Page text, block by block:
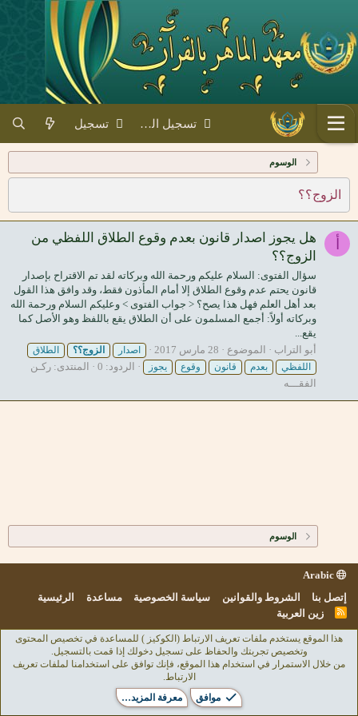
تسجيل الدخول تسجيل
الوسوم
الزوج؟؟
أ
هل يجوز اصدار قانون بعدم وقوع الطلاق اللفظي من
الزوج؟؟
سؤال الفتوى: السلام عليكم ورحمة الله وبركاته لقد تم الاقتراح بإصدار
قانون يحتم عدم وقوع الطلاق إلا أمام المأذون فقط، وقد وافق هذا القول
بعد أهل العلم فهل هذا يصح؟ < جواب الفتوى > وعليكم السلام ورحمة الله
وبركاته أولاً: أجمع المسلمون على أن الطلاق يقع باللفظ وهو الأصل كما
يقع...
أبو التراب
الموضوع 28 مارس 2017 اصدار الزوج؟؟
الطلاق
اللفظي
بعدم قانون وقوع يجوز الردود: 0 المنتدى: ركـن
الفقـــه
الوسوم
إتصل بنا
الشروط والقوانين سياسة الخصوصية مساعدة الرئيسية
R
زين العربية
هذا الموقع يستخدم ملفات تعريف الارتباط (الكوكيز ) للمساعدة في تخصيص المحتوى
وتخصيص تجربتك والحفاظ على تسجيل دخولك إذا قمت بالتسجيل.
من خلال الاستمرار في استخدام هذا الموقع، فإنك توافق على استخدامنا لملفات تعريف
الارتباط.
موافق
معرفة المزيد…